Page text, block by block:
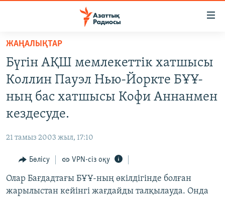
Skip
main
content
to
main
Skip
Search
САЯСАТ
AZATTYQTV
ӘЛЕМ
АРНАЙЫ ЖОБАЛАР
ЖАҢАЛЫҚТАР
Бүгін АҚШ мемлекеттік хатшысы
Коллин Пауэл Нью-Йоркте БҰҰ-
ның бас хатшысы Кофи Аннанмен
кездесуде.
21 тамыз 2003 жыл, 17:10
Бөлісу VPN-сіз оқу
Олар Бағдадтағы БҰҰ-ның өкілдігінде болған
жарылыстан кейінгі жағдайды талқылауда. Онда